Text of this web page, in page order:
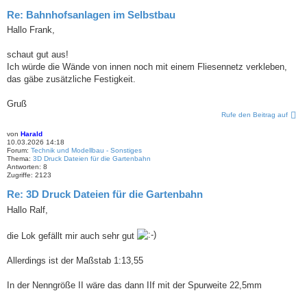
Re: Bahnhofsanlagen im Selbstbau
Hallo Frank,
schaut gut aus!
Ich würde die Wände von innen noch mit einem Fliesennetz verkleben,
das gäbe zusätzliche Festigkeit.
Gruß
Rufe den Beitrag auf
von Harald
10.03.2026 14:18
Forum: Technik und Modellbau - Sonstiges
Thema: 3D Druck Dateien für die Gartenbahn
Antworten: 8
Zugriffe: 2123
Re: 3D Druck Dateien für die Gartenbahn
Hallo Ralf,
die Lok gefällt mir auch sehr gut
Allerdings ist der Maßstab 1:13,55
In der Nenngröße II wäre das dann IIf mit der Spurweite 22,5mm